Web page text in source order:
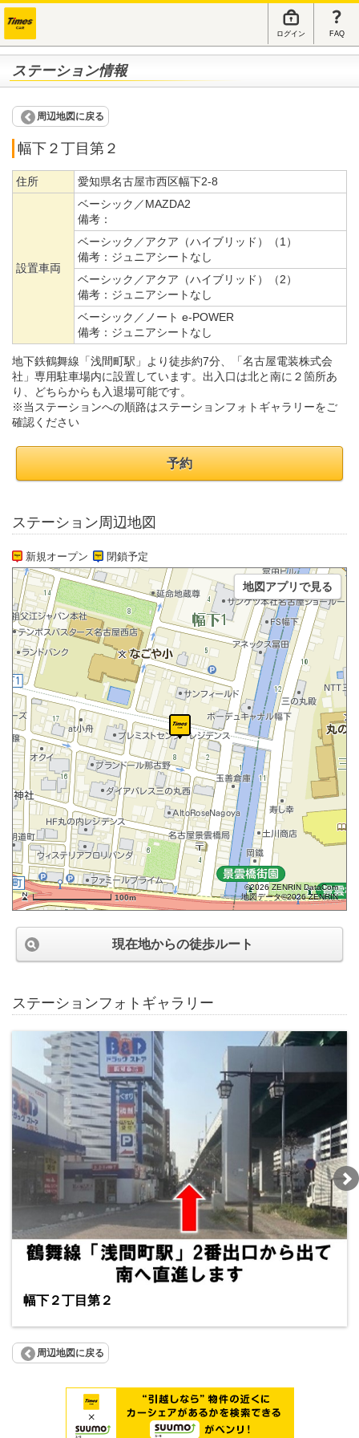
ログイン FAQ
ステーション情報
周辺地図に戻る
幅下２丁目第２
住所 愛知県名古屋市西区幅下2-8
設置車両
ベーシック／MAZDA2
備考：
ベーシック／アクア（ハイブリッド）（1）
備考： ジュニアシートなし
ベーシック／アクア（ハイブリッド）（2）
備考： ジュニアシートなし
ベーシック／ノート e-POWER
備考： ジュニアシートなし
地下鉄鶴舞線「浅間町駅」より徒歩約7分、「名古屋電装株式会
社」専用駐車場内に設置しています。出入口は北と南に２箇所あ
り、どちらからも入退場可能です。
※当ステーションへの順路はステーションフォトギャラリーをご
確認ください
予約
ステーション周辺地図
新規オープン 閉鎖予定
100m
©2026 ZENRIN DataCom
地図データ©2026 ZENRIN
地図アプリで見る
現在地からの徒歩ルート
ステーションフォトギャラリー
幅下２丁目第２
周辺地図に戻る